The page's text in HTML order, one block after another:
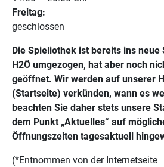
Freitag:
geschlossen
Die Spieliothek ist bereits ins
H2Ö umgezogen, hat aber noch
geöffnet. Wir werden auf unserer
(Startseite) verkünden, wann es
beachten Sie daher stets unsere
dem Punkt „Aktuelles“ auf
Öffnungszeiten tagesaktuell
(*Entnommen von der Internetseite